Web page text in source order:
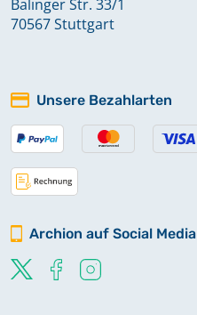
Balinger Str. 33/1
70567 Stuttgart
Unsere Bezahlarten
Archion auf Social Media